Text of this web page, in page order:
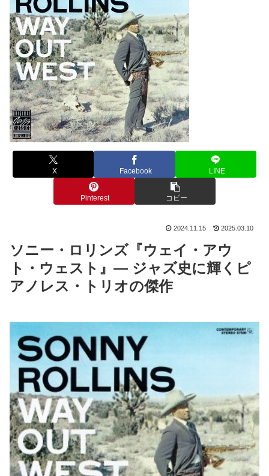
X Facebook LINE
Pinterest コピー
2024.11.15 2025.03.10
ソニー・ロリンズ『ウェイ・アウ
ト・ウェスト』— ジャズ史に輝くピ
アノレス・トリオの傑作